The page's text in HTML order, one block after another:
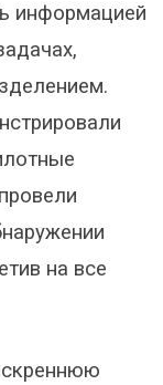
информацией
на все